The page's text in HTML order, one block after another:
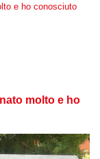
e ho conosciuto
molto e ho